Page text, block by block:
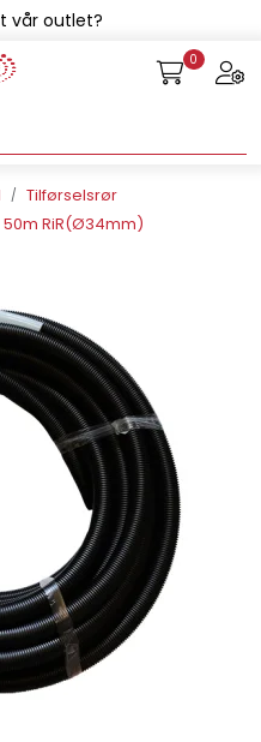
vår outlet?
0
Tilførselsrør
RiR(Ø34mm)